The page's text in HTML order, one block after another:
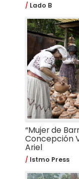
Lado B
“Mujer de
Concepción
Ariel
Istmo Press